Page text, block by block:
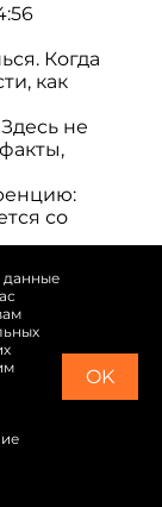
Когда
как
не
со
знает, как
не
встречи
или
и
данные
OK